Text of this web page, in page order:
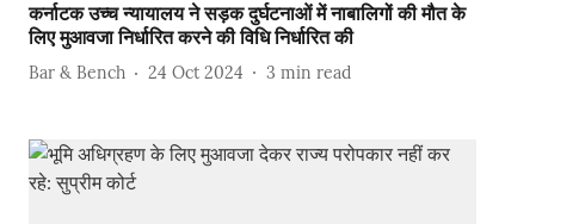
कर्नाटक उच्च न्यायालय ने सड़क दुर्घटनाओं में नाबालिगों की मौत के
लिए मुआवजा निर्धारित करने की विधि निर्धारित की
Bar & Bench 24 Oct 2024 3 min read